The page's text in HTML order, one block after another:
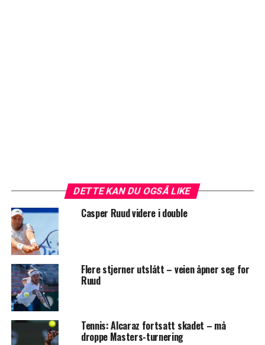
DETTE KAN DU OGSÅ LIKE
Casper Ruud videre i double
Flere stjerner utslått – veien åpner seg for
Ruud
Tennis: Alcaraz fortsatt skadet – må
droppe Masters-turnering